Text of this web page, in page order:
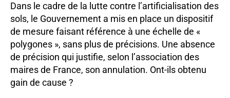
Dans le cadre de la lutte contre l’artificialisation des
sols, le Gouvernement a mis en place un dispositif
de mesure faisant référence à une échelle de «
polygones », sans plus de précisions. Une absence
de précision qui justifie, selon l’association des
maires de France, son annulation. Ont-ils obtenu
gain de cause ?